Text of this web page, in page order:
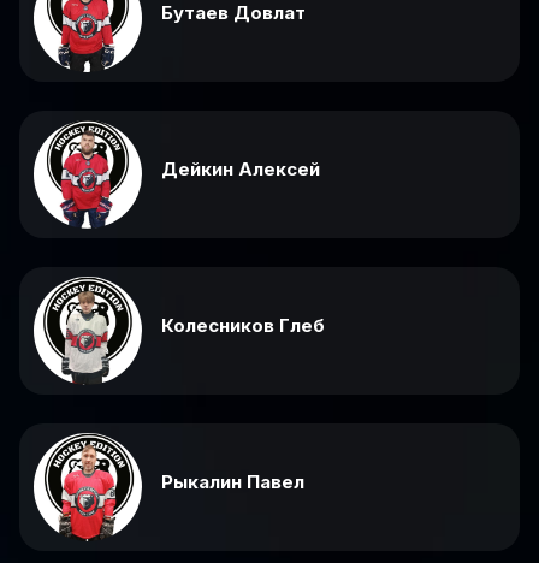
Бутаев Довлат
Дейкин Алексей
Колесников Глеб
Рыкалин Павел